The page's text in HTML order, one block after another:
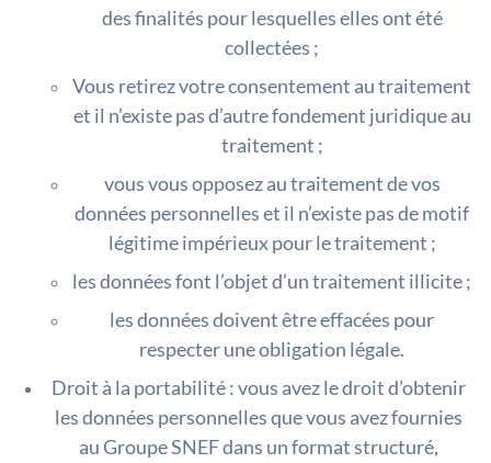
des finalités pour lesquelles elles ont été
collectées ;
Vous retirez votre consentement au traitement
et il n’existe pas d’autre fondement juridique au
traitement ;
vous vous opposez au traitement de vos
données personnelles et il n’existe pas de motif
légitime impérieux pour le traitement ;
les données font l’objet d’un traitement illicite ;
les données doivent être effacées pour
respecter une obligation légale.
Droit à la portabilité : vous avez le droit d’obtenir
les données personnelles que vous avez fournies
au Groupe SNEF dans un format structuré,